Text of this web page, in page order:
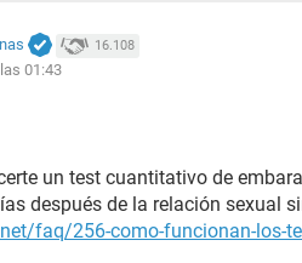
16.108
01:43
un test cuantitativo de
después de la relación sexual
faq/256-como-funcionan-los-